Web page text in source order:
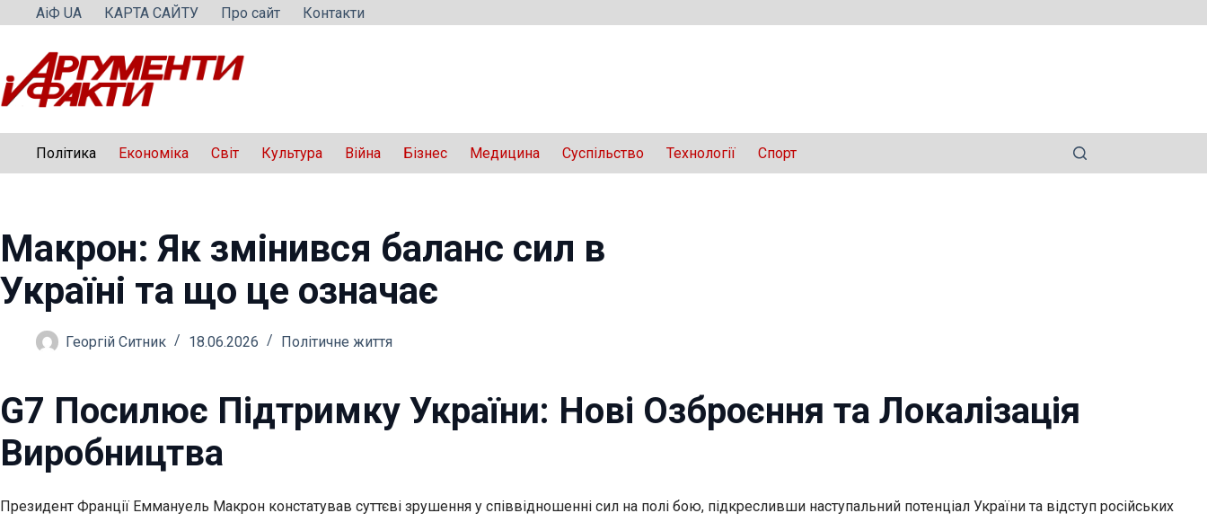
Перейти
вмісту
АіФ UA КАРТА САЙТУ Про сайт Контакти
Політика Економіка Світ Культура Війна Бізнес Медицина Суспільство Технології Спорт
Макрон: Як змінився баланс сил в
Україні та що це означає
Георгій Ситник 18.06.2026 Політичне життя
G7 Посилює Підтримку України: Нові Озброєння та Локалізація
Виробництва
Президент Франції Еммануель Макрон констатував суттєві зрушення у співвідношенні сил на полі бою, підкресливши наступальний потенціал України та відступ російських